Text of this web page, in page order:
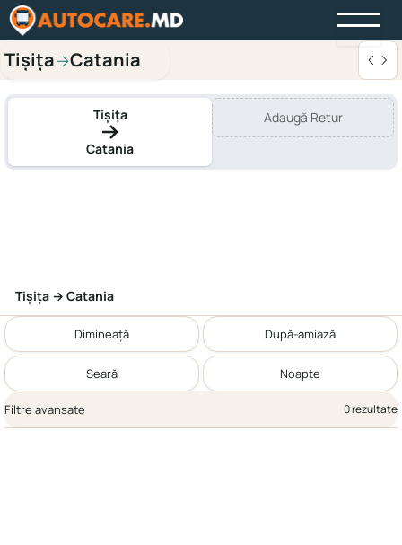
Tișiţa→Catania
Tișiţa
Catania
Adaugă Retur
Tișiţa → Catania
Dimineață După-amiază
Seară Noapte
Filtre avansate 0 rezultate